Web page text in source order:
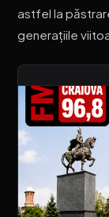
astfel la
generațiile